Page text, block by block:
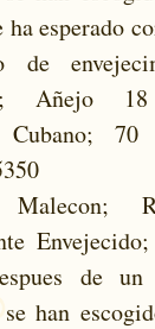
esperado
de
Añejo
Cubano;
de
han